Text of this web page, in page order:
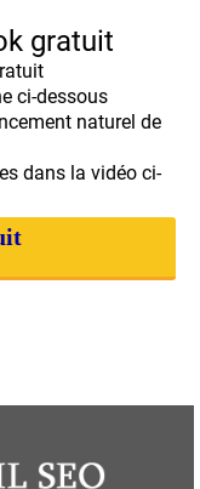
gratuit
ci-dessous
naturel de
dans la vidéo ci-